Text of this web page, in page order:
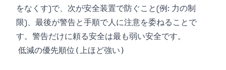
をなくす)で、次が安全装置で防ぐこと(例: 力の制
限)、最後が警告と手順で人に注意を委ねることで
す。警告だけに頼る安全は最も弱い安全です。